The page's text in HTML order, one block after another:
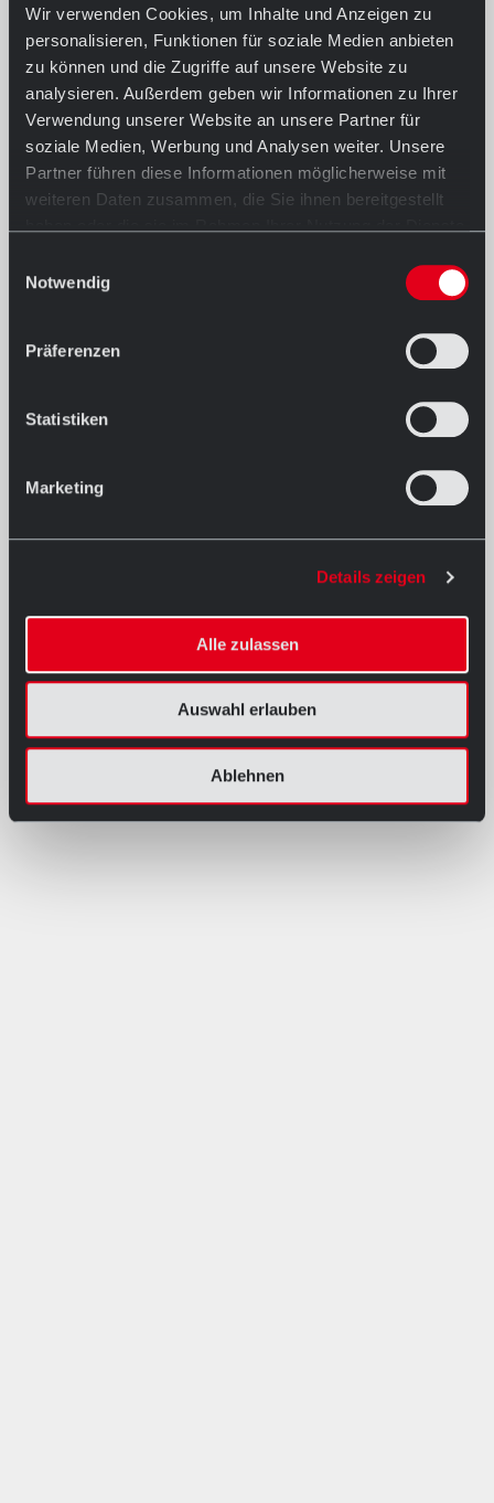
Wir verwenden Cookies, um Inhalte und Anzeigen zu
personalisieren, Funktionen für soziale Medien anbieten
zu können und die Zugriffe auf unsere Website zu
analysieren. Außerdem geben wir Informationen zu Ihrer
Verwendung unserer Website an unsere Partner für
soziale Medien, Werbung und Analysen weiter. Unsere
Partner führen diese Informationen möglicherweise mit
weiteren Daten zusammen, die Sie ihnen bereitgestellt
Notwendig
Präferenzen
Statistiken
Marketing
Details zeigen
Alle zulassen
Auswahl erlauben
Ablehnen